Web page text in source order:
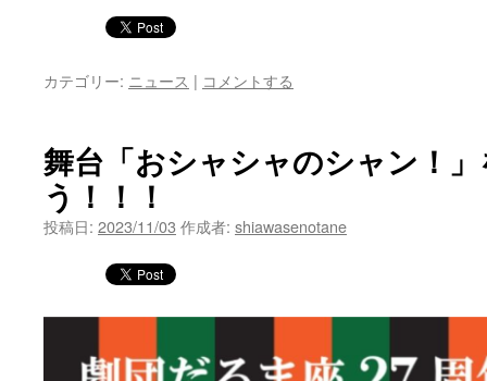
カテゴリー: ニュース | コメントする
舞台「おシャシャのシャン！
う！！！
投稿日: 2023/11/03 作成者: shiawasenotane